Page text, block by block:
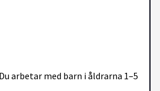
arbetar med barn i åldrarna 1–5